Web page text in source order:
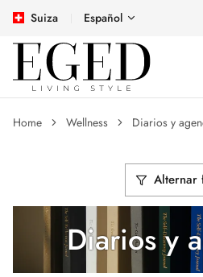
Suiza Español
Home Wellness Diarios y
Alternar
Diarios y